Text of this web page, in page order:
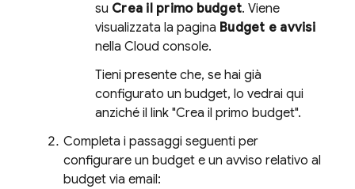
su Crea il primo budget. Viene
visualizzata la pagina Budget e avvisi
nella Cloud console.
Tieni presente che, se hai già
configurato un budget, lo vedrai qui
anziché il link "Crea il primo budget".
Completa i passaggi seguenti per
configurare un budget e un avviso relativo al
budget via email: